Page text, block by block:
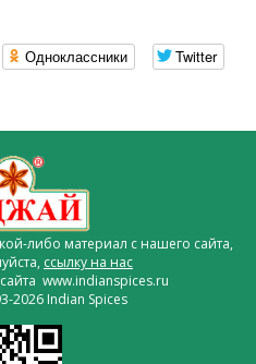
Одноклассники
Twitter
либо материал с нашего сайта,
ссылку на нас
www.indianspices.ru
2026 Indian Spices